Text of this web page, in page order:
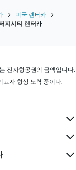
미국 렌터카
지시티 렌터카
전자항공권의 금액입니다.
고자 항상 노력 중이나,